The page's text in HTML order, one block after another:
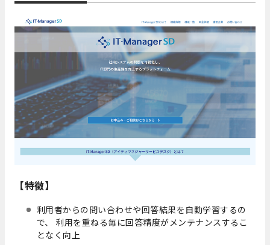
【特徴】
利用者からの問い合わせや回答結果を自動学習するの
で、 利用を重ねる毎に回答精度がメンテナンスするこ
となく向上